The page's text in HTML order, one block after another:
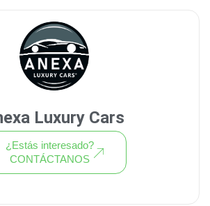
Luxury Cars
¿Estás interesado?
CONTÁCTANOS